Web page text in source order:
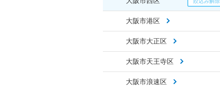
大阪市港区
大阪市大正区
大阪市天王寺区
大阪市浪速区